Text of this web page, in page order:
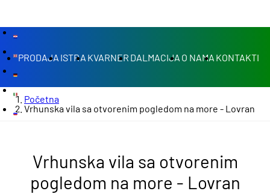
PRODAJA ISTRA KVARNER DALMACIJA O NAMA KONTAKTI
Početna
Vrhunska vila sa otvorenim pogledom na more - Lovran
Vrhunska vila sa otvorenim
pogledom na more - Lovran